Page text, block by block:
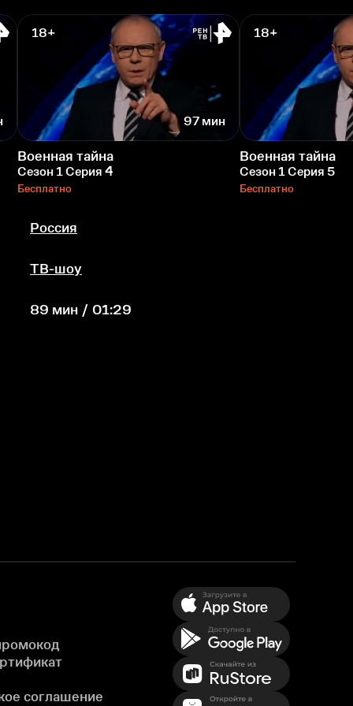
18+
97 мин
Военная тайна
Сезон 1 Серия 4
Бесплатно
18+
Военная тайна
Сезон 1 Серия 5
Бесплатно
Россия
ТВ-шоу
89 мин / 01:29
соглашение